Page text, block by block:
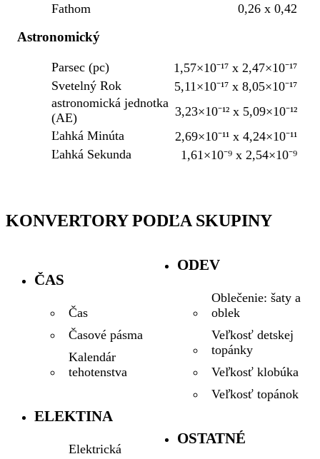
Fathom
0,26 x 0,42
Astronomický
Parsec (pc)
1,57×10⁻¹⁷ x 2,47×10⁻¹⁷
Svetelný Rok
5,11×10⁻¹⁷ x 8,05×10⁻¹⁷
astronomická jednotka
(AE)
3,23×10⁻¹² x 5,09×10⁻¹²
Ľahká Minúta
2,69×10⁻¹¹ x 4,24×10⁻¹¹
Ľahká Sekunda
1,61×10⁻⁹ x 2,54×10⁻⁹
KONVERTORY PODĽA SKUPINY
ČAS
Čas
Časové pásma
Kalendár
tehotenstva
ELEKTINA
Elektrická
ODEV
Oblečenie: šaty a
oblek
Veľkosť detskej
topánky
Veľkosť klobúka
Veľkosť topánok
OSTATNÉ